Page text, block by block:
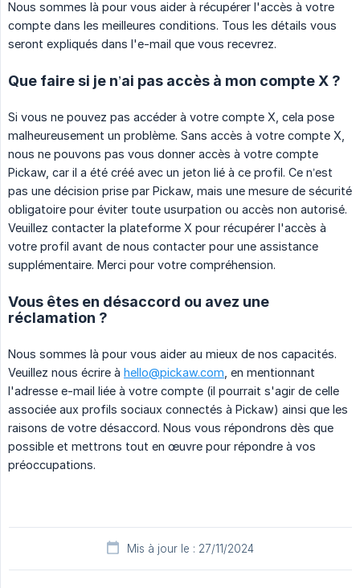
Nous sommes là pour vous aider à récupérer l'accès à votre
compte dans les meilleures conditions. Tous les détails vous
seront expliqués dans l'e-mail que vous recevrez.
Que faire si je n’ai pas accès à mon compte X ?
Si vous ne pouvez pas accéder à votre compte X, cela pose
malheureusement un problème. Sans accès à votre compte X,
nous ne pouvons pas vous donner accès à votre compte
Pickaw, car il a été créé avec un jeton lié à ce profil. Ce n’est
pas une décision prise par Pickaw, mais une mesure de sécurité
obligatoire pour éviter toute usurpation ou accès non autorisé.
Veuillez contacter la plateforme X pour récupérer l'accès à
votre profil avant de nous contacter pour une assistance
supplémentaire. Merci pour votre compréhension.
Vous êtes en désaccord ou avez une
réclamation ?
Nous sommes là pour vous aider au mieux de nos capacités.
Veuillez nous écrire à hello@pickaw.com , en mentionnant
l'adresse e-mail liée à votre compte (il pourrait s'agir de celle
associée aux profils sociaux connectés à Pickaw) ainsi que les
raisons de votre désaccord. Nous vous répondrons dès que
possible et mettrons tout en œuvre pour répondre à vos
préoccupations.
Mis à jour le : 27/11/2024